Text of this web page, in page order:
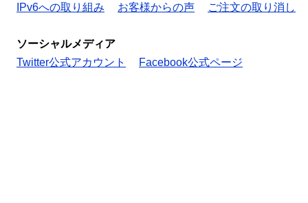
IPv6への取り組み
お客様からの声 ご注文の取り消し
ソーシャルメディア
Twitter公式アカウント
Facebook公式ページ